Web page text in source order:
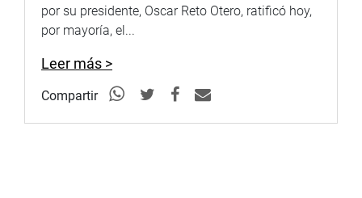
por su presidente, Oscar Reto Otero, ratificó hoy,
por mayoría, el...
Leer más >
Compartir